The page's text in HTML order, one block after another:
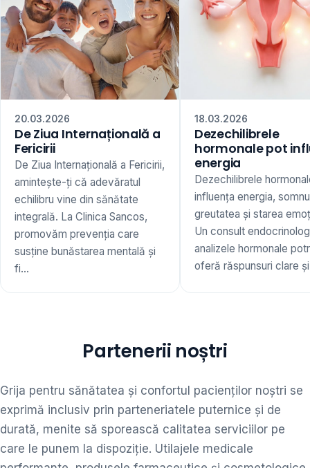
20.03.2026
De Ziua Internațională a
Fericirii
De Ziua Internațională a Fericirii,
amintește-ți că adevăratul
echilibru vine din sănătate
integrală. La Clinica Sancos,
promovăm prevenția care
susține bunăstarea mentală și
fi...
18.03.2026
Dezechilibrele
hormonale pot
energia
Dezechilibrele
influența energia,
greutatea și starea
Un consult
analizele hormonale
oferă răspunsuri clare
Partenerii noștri
Grija pentru sănătatea și confortul pacienților noștri se
exprimă inclusiv prin parteneriatele puternice și de
durată, menite să sporească calitatea serviciilor pe
care le punem la dispoziție. Utilajele medicale